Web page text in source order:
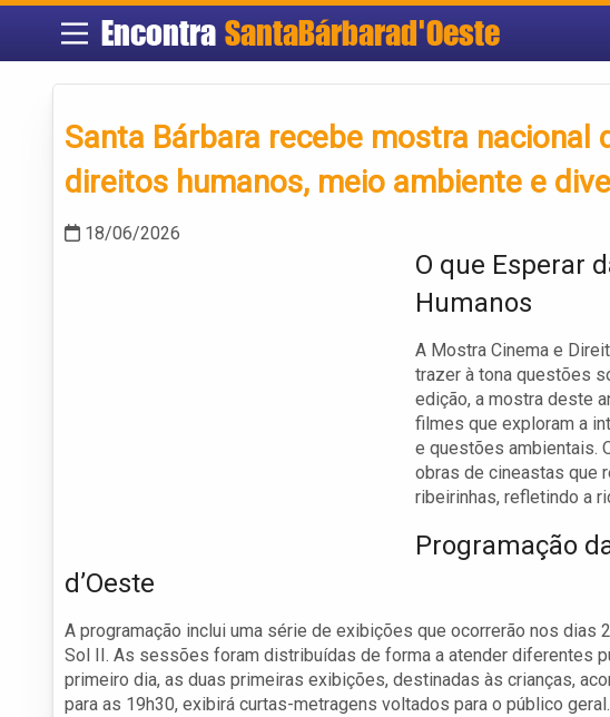
Encontra SantaBárbarad'Oeste
Santa Bárbara recebe mostra nacional
direitos humanos, meio ambiente e
18/06/2026
O que Esperar
Humanos
A Mostra Cinema e
trazer à tona questões
edição, a mostra deste
filmes que exploram a
e questões ambientais.
obras de cineastas que
ribeirinhas, refletindo a
Programação
d’Oeste
A programação inclui uma série de exibições que ocorrerão nos dias
Sol II. As sessões foram distribuídas de forma a atender diferentes
primeiro dia, as duas primeiras exibições, destinadas às crianças,
para as 19h30, exibirá curtas-metragens voltados para o público